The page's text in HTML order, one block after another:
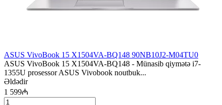
ASUS VivoBook 15 X1504VA-BQ148 90NB10J2-M04TU0
ASUS VivoBook 15 X1504VA-BQ148 - Münasib qiymətə i7-
1355U prosessor ASUS Vivobook noutbuk...
Əldədir
1 599₼